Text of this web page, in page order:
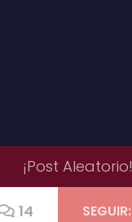
¡Post Aleatorio!
14 SEGUIR: